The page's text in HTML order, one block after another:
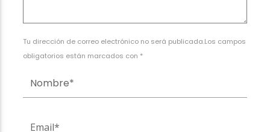
Tu dirección de correo electrónico no será publicada.Los campos
obligatorios están marcados con *